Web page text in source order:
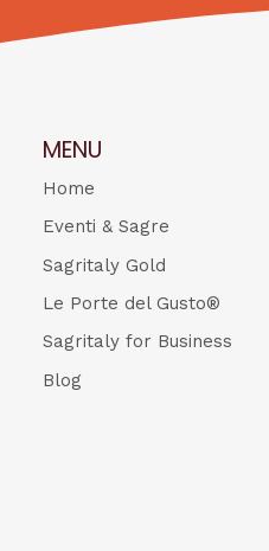
MENU
Home
Eventi & Sagre
Sagritaly Gold
Le Porte del Gusto®
Sagritaly for Business
Blog